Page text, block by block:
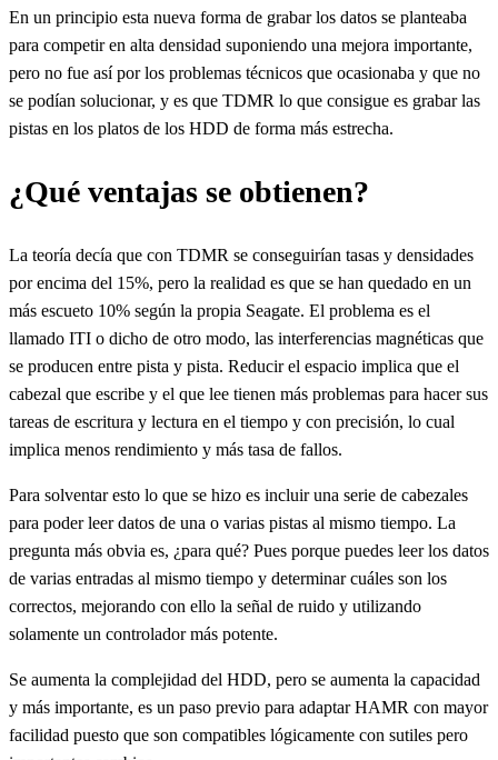
En un principio esta nueva forma de grabar los datos se planteaba
para competir en alta densidad suponiendo una mejora importante,
pero no fue así por los problemas técnicos que ocasionaba y que no
se podían solucionar, y es que TDMR lo que consigue es grabar las
pistas en los platos de los HDD de forma más estrecha.
¿Qué ventajas se obtienen?
La teoría decía que con TDMR se conseguirían tasas y densidades
por encima del 15%, pero la realidad es que se han quedado en un
más escueto 10% según la propia Seagate. El problema es el
llamado ITI o dicho de otro modo, las interferencias magnéticas que
se producen entre pista y pista. Reducir el espacio implica que el
cabezal que escribe y el que lee tienen más problemas para hacer sus
tareas de escritura y lectura en el tiempo y con precisión, lo cual
implica menos rendimiento y más tasa de fallos.
Para solventar esto lo que se hizo es incluir una serie de cabezales
para poder leer datos de una o varias pistas al mismo tiempo. La
pregunta más obvia es, ¿para qué? Pues porque puedes leer los datos
de varias entradas al mismo tiempo y determinar cuáles son los
correctos, mejorando con ello la señal de ruido y utilizando
solamente un controlador más potente.
Se aumenta la complejidad del HDD, pero se aumenta la capacidad
y más importante, es un paso previo para adaptar HAMR con mayor
facilidad puesto que son compatibles lógicamente con sutiles pero